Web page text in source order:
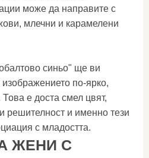
може да направите с
млечни и карамелени
синьо" ще ви
по-ярко,
е доста смел цвят,
решителност и именно тези
с младостта.
ЖЕНИ С